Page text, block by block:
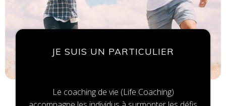
JE SUIS UN PARTICULIER
Le coaching de vie (Life Coaching)